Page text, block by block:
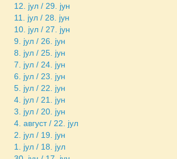
12. јул / 29. јун
11. јул / 28. јун
10. јул / 27. јун
9. јул / 26. јун
8. јул / 25. јун
7. јул / 24. јун
6. јул / 23. јун
5. јул / 22. јун
4. јул / 21. јун
3. јул / 20. јун
4. август / 22. јул
2. јул / 19. јун
1. јул / 18. јул